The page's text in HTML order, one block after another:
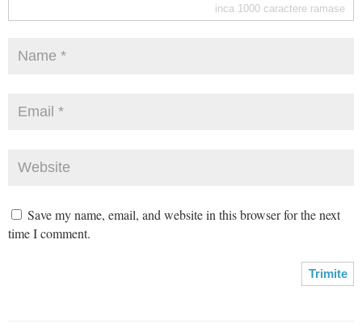
inca 1000 caractere ramase
Save my name, email, and website in this browser for the next
time I comment.